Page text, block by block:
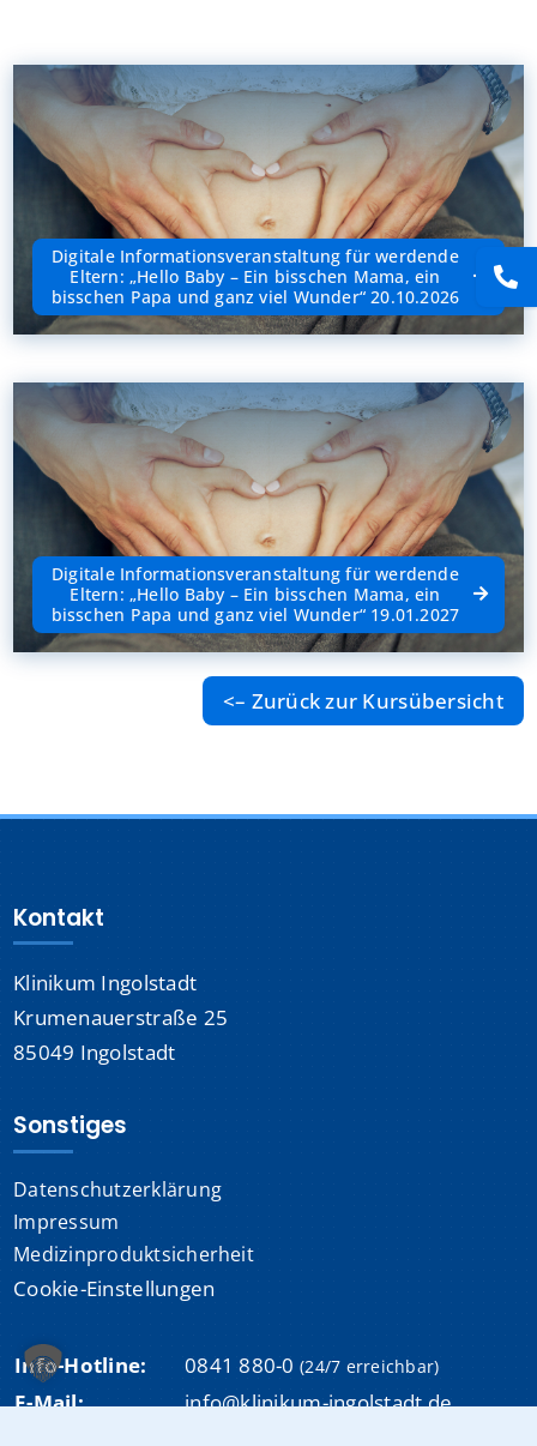
Suche
Digitale Informationsveranstaltung für werdende
Eltern: „Hello Baby – Ein bisschen Mama, ein
bisschen Papa und ganz viel Wunder“ 20.10.2026
Digitale Informationsveranstaltung für werdende
Eltern: „Hello Baby – Ein bisschen Mama, ein
bisschen Papa und ganz viel Wunder“ 19.01.2027
<– Zurück zur Kursübersicht
Kontakt
Klinikum Ingolstadt
Krumenauerstraße 25
85049 Ingolstadt
Sonstiges
Datenschutzerklärung
Impressum
Medizinproduktsicherheit
Cookie-Einstellungen
Info-Hotline: 0841 880-0 (24/7 erreichbar)
E-Mail:
info@klinikum-ingolstadt.de